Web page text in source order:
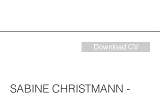
Download CV
SABINE CHRISTMANN -